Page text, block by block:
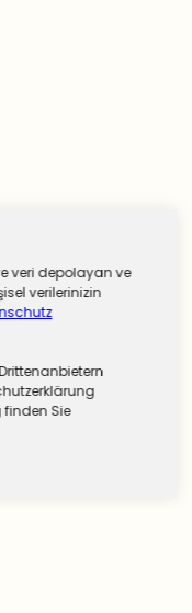
veri depolayan ve
verilerinizin
Sie